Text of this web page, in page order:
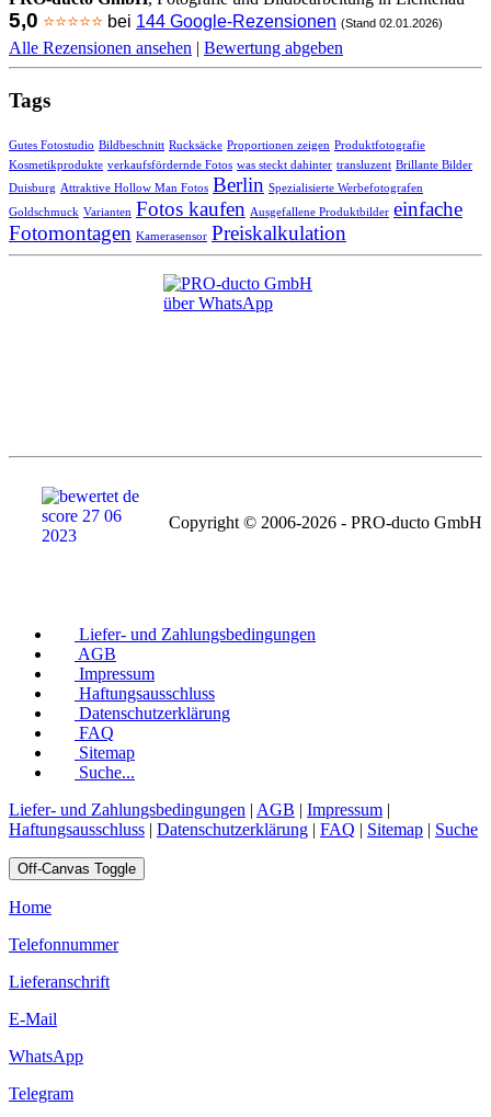
5,0 ⭐⭐⭐⭐⭐ bei 144 Google-Rezensionen (Stand 02.01.2026)
Alle Rezensionen ansehen | Bewertung abgeben
Tags
Gutes Fotostudio Bildbeschnitt Rucksäcke Proportionen zeigen Produktfotografie
Kosmetikprodukte verkaufsfördernde Fotos was steckt dahinter transluzent Brillante Bilder
Duisburg Attraktive Hollow Man Fotos Berlin Spezialisierte Werbefotografen
Goldschmuck Varianten Fotos kaufen Ausgefallene Produktbilder einfache
Fotomontagen Kamerasensor Preiskalkulation
Copyright © 2006-2026 - PRO-ducto GmbH
Liefer- und Zahlungsbedingungen
AGB
Impressum
Haftungsausschluss
Datenschutzerklärung
FAQ
Sitemap
Suche...
Liefer- und Zahlungsbedingungen | AGB | Impressum |
Haftungsausschluss | Datenschutzerklärung | FAQ | Sitemap | Suche
Off-Canvas Toggle
Home
Telefonnummer
Lieferanschrift
E-Mail
WhatsApp
Telegram